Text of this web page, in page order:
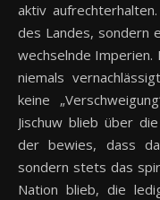
aktiv
des Landes, sondern
wechselnde Imperien.
niemals
keine
Jischuw blieb über
der bewies, dass
sondern stets das
Nation blieb, die